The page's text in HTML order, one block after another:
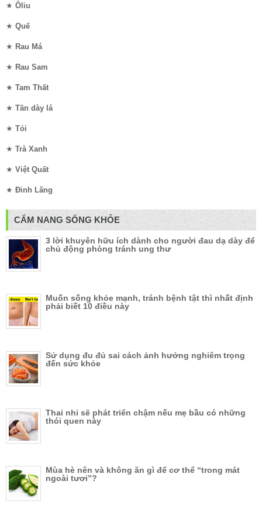
★ Ôliu
★ Quế
★ Rau Má
★ Rau Sam
★ Tam Thất
★ Tần dày lá
★ Tỏi
★ Trà Xanh
★ Việt Quất
★ Đinh Lăng
CẨM NANG SỐNG KHỎE
3 lời khuyên hữu ích dành cho người đau dạ dày để
chủ động phòng tránh ung thư
Muốn sống khỏe mạnh, tránh bệnh tật thì nhất định
phải biết 10 điều này
Sử dụng đu đủ sai cách ảnh hưởng nghiêm trọng
đến sức khỏe
Thai nhi sẽ phát triển chậm nếu mẹ bầu có những
thói quen này
Mùa hè nên và không ăn gì để cơ thể “trong mát
ngoài tươi”?